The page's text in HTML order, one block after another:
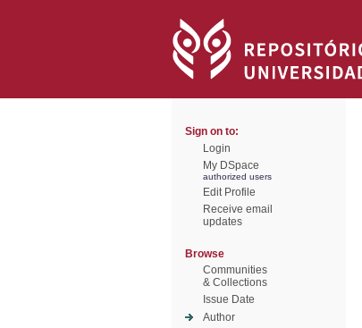
Sign on to:
Login
My DSpace
authorized users
Edit Profile
Receive email
updates
Browse
Communities
& Collections
Issue Date
Author